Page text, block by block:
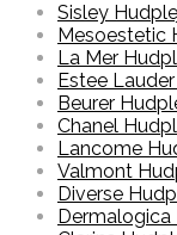
Sisley
Mesoestetic
La Mer
Estee
Beurer
Chanel
Lancome
Valmont
Diverse
Dermalogica